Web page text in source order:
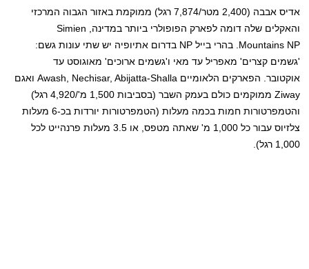
אדיס אבבה (2,400 מטר/7,874 רגל) ממוקמת באזור הגבוה המרכזי
והאקלים שלה דומה לפארק הפופולרי ביותר במדינה, Simien
Mountains NP. בהרי בייל NP בדרום אתיופיה יש שתי עונות גשם:
'גשמים קצרים' מאפריל עד מאי ו'גשמים ארוכים' מאוגוסט עד
אוקטובר. הפארקים הלאומיים Awash, Nechisar, Abijatta-Shalla ואגם
Ziway ממוקמים כולם בעמק השבר (בסביבות 1,500 מ'/4,920 רגל)
והטמפרטורות חמות בכמה מעלות (הטמפרטורות יורדות בכ-6 מעלות
צלזיוס עבור כל 1,000 מ' שאתה מטפס, או 3.5 מעלות פרנהייט לכל
1,000 רגל).